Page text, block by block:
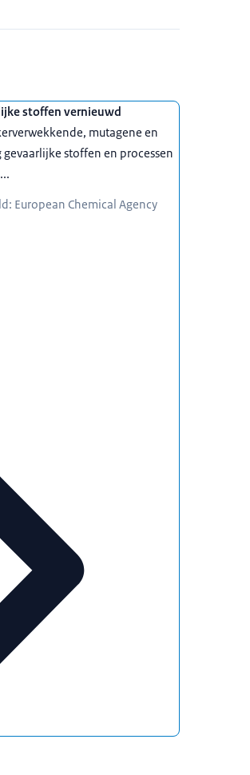
stoffen vernieuwd
mutagene en
stoffen en processen
European Chemical Agency